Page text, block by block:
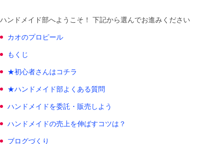
ハンドメイド部へようこそ！ 下記から選んでお進みください
カオのプロピール
もくじ
★初心者さんはコチラ
★ハンドメイド部よくある質問
ハンドメイドを委託・販売しよう
ハンドメイドの売上を伸ばすコツは？
ブログづくり